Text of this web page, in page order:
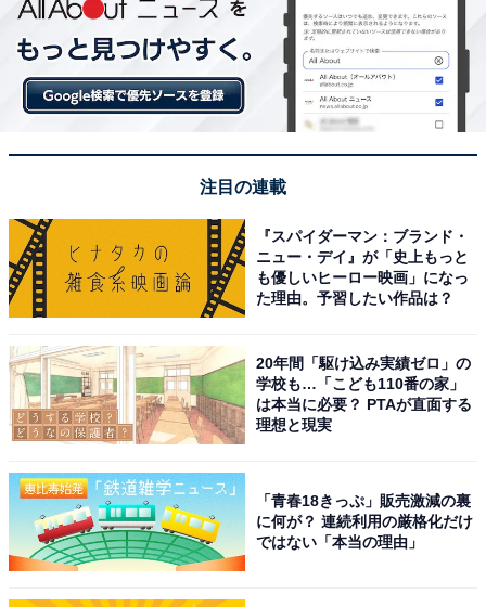
注目の連載
『スパイダーマン：ブランド・
ニュー・デイ』が「史上もっと
も優しいヒーロー映画」になっ
た理由。予習したい作品は？
20年間「駆け込み実績ゼロ」の
学校も…「こども110番の家」
は本当に必要？ PTAが直面する
理想と現実
「青春18きっぷ」販売激減の裏
に何が？ 連続利用の厳格化だけ
ではない「本当の理由」